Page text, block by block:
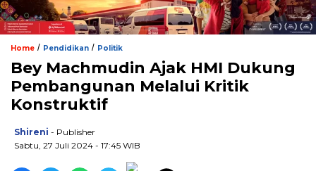
Home / Pendidikan / Politik
Bey Machmudin Ajak HMI Dukung
Pembangunan Melalui Kritik
Konstruktif
Shireni - Publisher
Sabtu, 27 Juli 2024 - 17:45 WIB